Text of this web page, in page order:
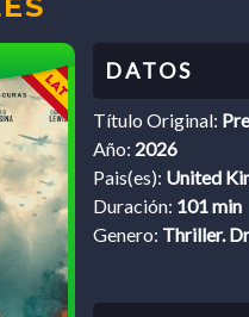
Título Original:
Año: 2026
Pais(es): United
Duración: 101 min
Genero: Thriller.